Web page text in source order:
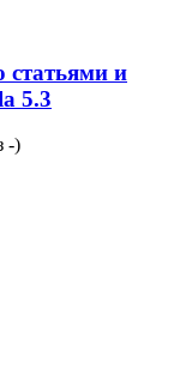
статьями и
5.3
-)